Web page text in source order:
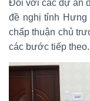
Đối với các dự án
đề nghị tỉnh Hưng
chấp thuận chủ
các bước tiếp theo.